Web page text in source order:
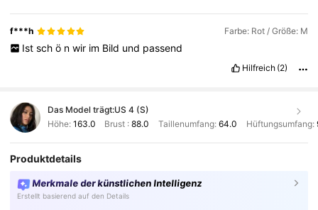
f***h Farbe: Rot / Größe: M
Ist sch ö n wir im Bild und passend
Hilfreich (2)
Das Model trägt:US 4 (S)
Höhe: 163.0 Brust :88.0 Taillenumfang: 64.0 Hüftungsumfang:
Produktdetails
Merkmale der künstlichen Intelligenz
Erstellt basierend auf den Details